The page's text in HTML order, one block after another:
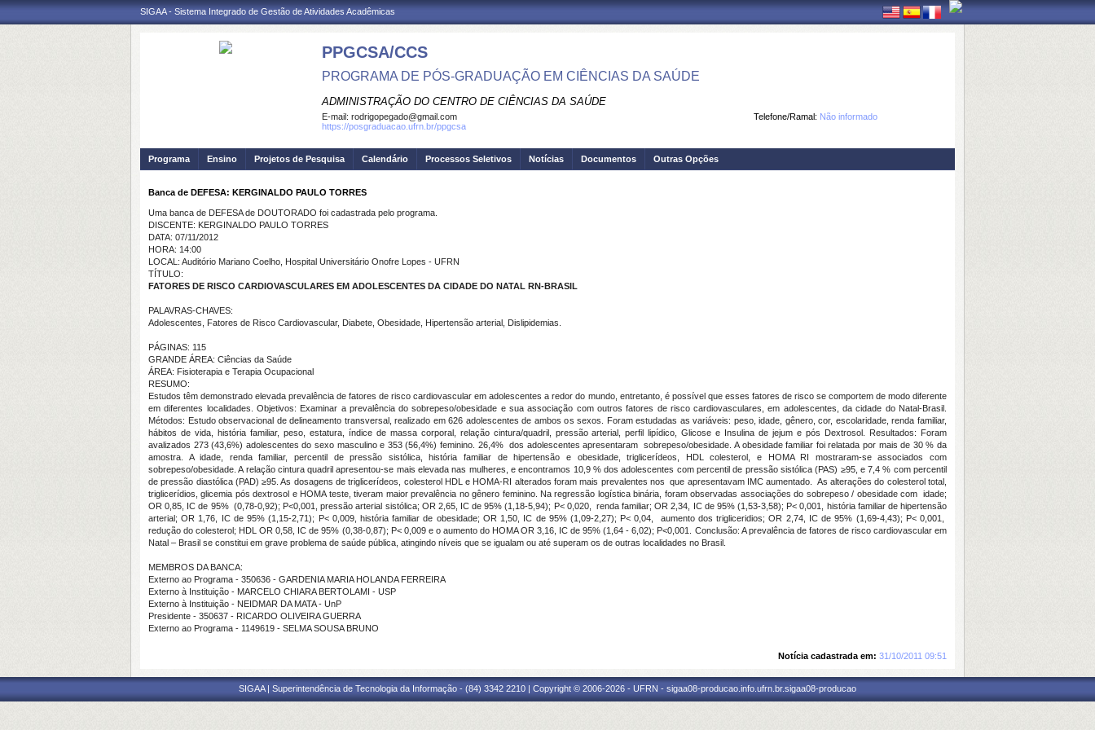
SIGAA - Sistema Integrado de Gestão de Atividades Acadêmicas
PPGCSA/CCS
PROGRAMA DE PÓS-GRADUAÇÃO EM CIÊNCIAS DA SAÚDE
ADMINISTRAÇÃO DO CENTRO DE CIÊNCIAS DA SAÚDE
Telefone/Ramal: Não informado
E-mail: rodrigopegado@gmail.com
https://posgraduacao.ufrn.br/ppgcsa
Programa Ensino Projetos de Pesquisa Calendário Processos Seletivos Notícias Documentos Outras Opções
Banca de DEFESA: KERGINALDO PAULO TORRES
Uma banca de DEFESA de DOUTORADO foi cadastrada pelo programa.
DISCENTE: KERGINALDO PAULO TORRES
DATA: 07/11/2012
HORA: 14:00
LOCAL: Auditório Mariano Coelho, Hospital Universitário Onofre Lopes - UFRN
TÍTULO:
FATORES DE RISCO CARDIOVASCULARES EM ADOLESCENTES DA CIDADE DO NATAL RN-BRASIL
PALAVRAS-CHAVES:
Adolescentes, Fatores de Risco Cardiovascular, Diabete, Obesidade, Hipertensão arterial, Dislipidemias.
PÁGINAS: 115
GRANDE ÁREA: Ciências da Saúde
ÁREA: Fisioterapia e Terapia Ocupacional
RESUMO:
Estudos têm demonstrado elevada prevalência de fatores de risco cardiovascular em adolescentes a redor do mundo, entretanto, é possível que esses fatores de risco se comportem de modo diferente
em diferentes localidades. Objetivos: Examinar a prevalência do sobrepeso/obesidade e sua associação com outros fatores de risco cardiovasculares, em adolescentes, da cidade do Natal-Brasil.
Métodos: Estudo observacional de delineamento transversal, realizado em 626 adolescentes de ambos os sexos. Foram estudadas as variáveis: peso, idade, gênero, cor, escolaridade, renda familiar,
hábitos de vida, história familiar, peso, estatura, índice de massa corporal, relação cintura/quadril, pressão arterial, perfil lipídico, Glicose e Insulina de jejum e pós Dextrosol. Resultados: Foram
avalizados 273 (43,6%) adolescentes do sexo masculino e 353 (56,4%) feminino. 26,4% dos adolescentes apresentaram sobrepeso/obesidade. A obesidade familiar foi relatada por mais de 30 % da
amostra. A idade, renda familiar, percentil de pressão sistólica, história familiar de hipertensão e obesidade, triglicerídeos, HDL colesterol, e HOMA RI mostraram-se associados com
sobrepeso/obesidade. A relação cintura quadril apresentou-se mais elevada nas mulheres, e encontramos 10,9 % dos adolescentes com percentil de pressão sistólica (PAS) ≥95, e 7,4 % com percentil
de pressão diastólica (PAD) ≥95. As dosagens de triglicerídeos, colesterol HDL e HOMA-RI alterados foram mais prevalentes nos que apresentavam IMC aumentado. As alterações do colesterol total,
triglicerídios, glicemia pós dextrosol e HOMA teste, tiveram maior prevalência no gênero feminino. Na regressão logística binária, foram observadas associações do sobrepeso / obesidade com idade;
OR 0,85, IC de 95% (0,78-0,92); P<0,001, pressão arterial sistólica; OR 2,65, IC de 95% (1,18-5,94); P< 0,020, renda familiar; OR 2,34, IC de 95% (1,53-3,58); P< 0,001, história familiar de hipertensão
arterial; OR 1,76, IC de 95% (1,15-2,71); P< 0,009, história familiar de obesidade; OR 1,50, IC de 95% (1,09-2,27); P< 0,04, aumento dos trigliceridios; OR 2,74, IC de 95% (1,69-4,43); P< 0,001,
redução do colesterol; HDL OR 0,58, IC de 95% (0,38-0,87); P< 0,009 e o aumento do HOMA OR 3,16, IC de 95% (1,64 - 6,02); P<0,001. Conclusão: A prevalência de fatores de risco cardiovascular em
Natal – Brasil se constitui em grave problema de saúde pública, atingindo níveis que se igualam ou até superam os de outras localidades no Brasil.
MEMBROS DA BANCA:
Externo ao Programa - 350636 - GARDENIA MARIA HOLANDA FERREIRA
Externo à Instituição - MARCELO CHIARA BERTOLAMI - USP
Externo à Instituição - NEIDMAR DA MATA - UnP
Presidente - 350637 - RICARDO OLIVEIRA GUERRA
Externo ao Programa - 1149619 - SELMA SOUSA BRUNO
Notícia cadastrada em: 31/10/2011 09:51
SIGAA | Superintendência de Tecnologia da Informação - (84) 3342 2210 | Copyright © 2006-2026 - UFRN - sigaa08-producao.info.ufrn.br.sigaa08-producao